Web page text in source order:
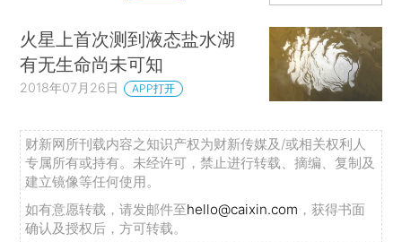
火星上首次测到液态盐水湖
有无生命尚未可知
2018年07月26日 APP打开
财新网所刊载内容之知识产权为财新传媒及/或相关权利人
专属所有或持有。未经许可，禁止进行转载、摘编、复制及
建立镜像等任何使用。
如有意愿转载，请发邮件至hello@caixin.com ，获得书面
确认及授权后，方可转载。